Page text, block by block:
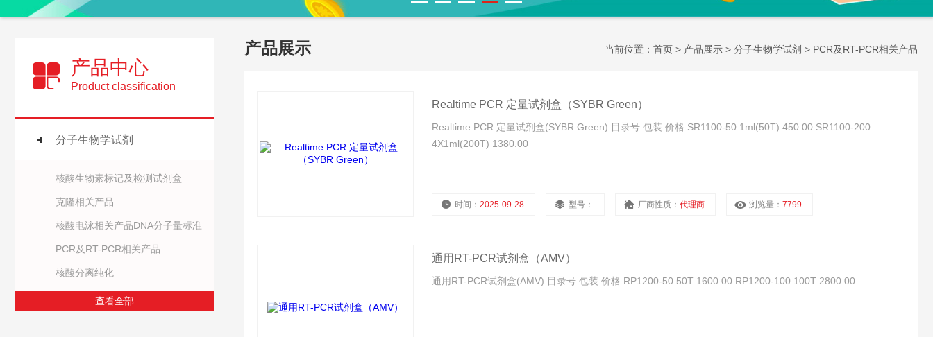
产品中心
Product classification
分子生物学试剂
核酸生物素标记及检测试剂盒
克隆相关产品
核酸电泳相关产品DNA分子量标准
PCR及RT-PCR相关产品
核酸分离纯化
查看全部
产品展示 当前位置： 首页 > 产品展示 > 分子生物学试剂 > PCR及RT-PCR相关产品
Realtime PCR 定量试剂盒（SYBR Green）
Realtime PCR 定量试剂盒(SYBR Green) 目录号 包装 价格 SR1100-50 1ml(50T) 450.00 SR1100-200
4X1ml(200T) 1380.00
时间：2025-09-28 型号： 厂商性质：代理商 浏览量：7799
通用RT-PCR试剂盒（AMV）
通用RT-PCR试剂盒(AMV) 目录号 包装 价格 RP1200-50 50T 1600.00 RP1200-100 100T 2800.00